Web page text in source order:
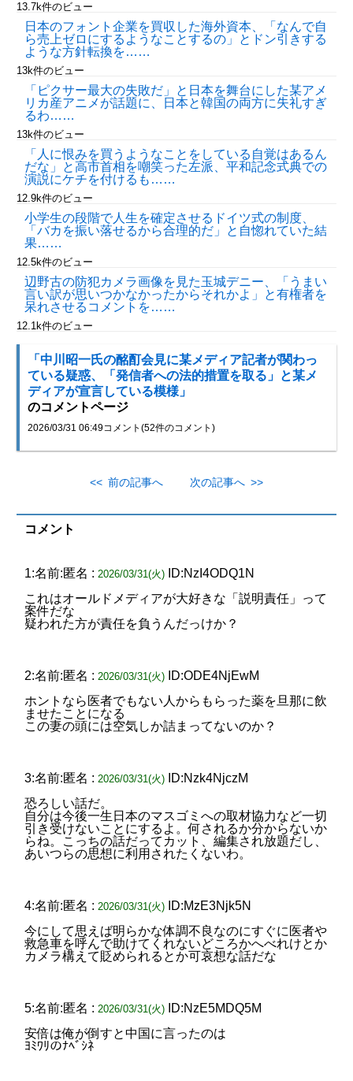
13.7k件のビュー
日本のフォント企業を買収した海外資本、「なんで自
ら売上ゼロにするようなことするの」とドン引きする
ような方針転換を……
13k件のビュー
「ピクサー最大の失敗だ」と日本を舞台にした某アメ
リカ産アニメが話題に、日本と韓国の両方に失礼すぎ
るわ……
13k件のビュー
「人に恨みを買うようなことをしている自覚はあるん
だな」と高市首相を嘲笑った左派、平和記念式典での
演説にケチを付けるも……
12.9k件のビュー
小学生の段階で人生を確定させるドイツ式の制度、
「バカを振い落せるから合理的だ」と自惚れていた結
果……
12.5k件のビュー
辺野古の防犯カメラ画像を見た玉城デニー、「うまい
言い訳が思いつかなかったからそれかよ」と有権者を
呆れさせるコメントを……
12.1k件のビュー
「中川昭一氏の酩酊会見に某メディア記者が関わっ
ている疑惑、「発信者への法的措置を取る」と某メ
ディアが宣言している模様」
のコメントページ
2026/03/31 06:49コメント(52件のコメント)
<< 前の記事へ 次の記事へ >>
コメント
1:名前:匿名 : 2026/03/31(火)
ID:NzI4ODQ1N
これはオールドメディアが大好きな「説明責任」って
案件だな
疑われた方が責任を負うんだっけか？
2:名前:匿名 : 2026/03/31(火)
ID:ODE4NjEwM
ホントなら医者でもない人からもらった薬を旦那に飲
ませたことになる
この妻の頭には空気しか詰まってないのか？
3:名前:匿名 : 2026/03/31(火)
ID:Nzk4NjczM
恐ろしい話だ。
自分は今後一生日本のマスゴミへの取材協力など一切
引き受けないことにするよ。何されるか分からないか
らね。こっちの話だってカット、編集され放題だし、
あいつらの思想に利用されたくないわ。
4:名前:匿名 : 2026/03/31(火)
ID:MzE3Njk5N
今にして思えば明らかな体調不良なのにすぐに医者や
救急車を呼んで助けてくれないどころかへべれけとか
カメラ構えて貶められるとか可哀想な話だな
5:名前:匿名 : 2026/03/31(火)
ID:NzE5MDQ5M
安倍は俺が倒すと中国に言ったのは
ﾖﾐﾜﾘのﾅﾍﾞｼﾈ